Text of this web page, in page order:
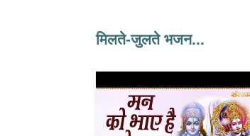
मिलते-जुलते भजन...